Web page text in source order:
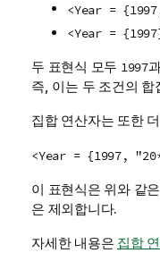
<Year =
<Year =
두 표현식 모두 1997
즉, 이는 두 조건의 합
집합 연산자는 또한
<Year = {1997,
이 표현식은 위와 같
은 제외합니다.
자세한 내용은 집합